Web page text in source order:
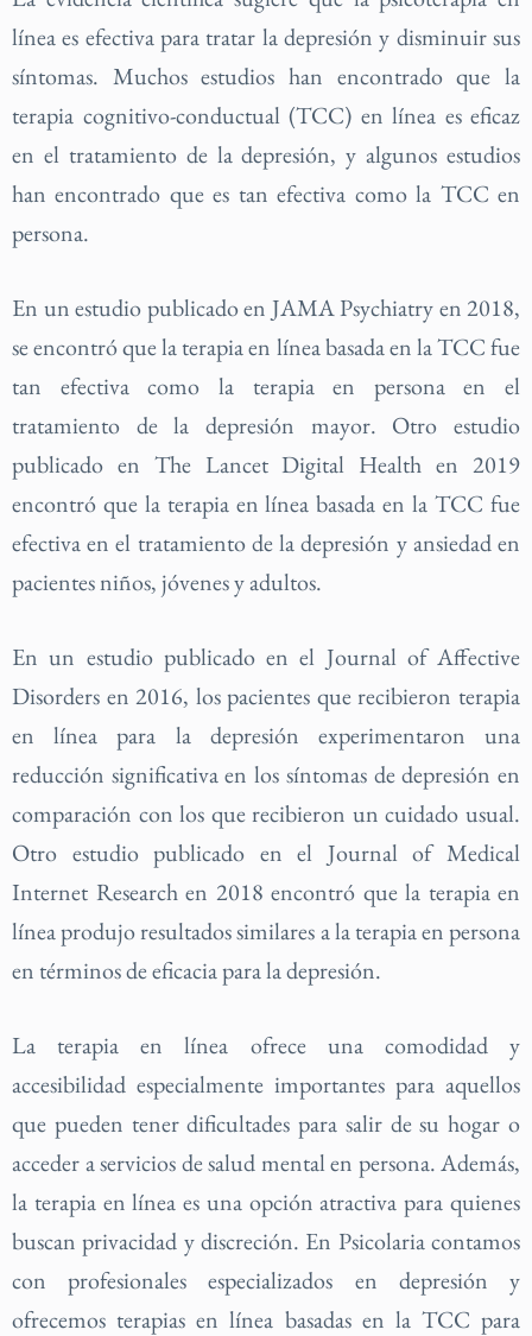
línea es efectiva para tratar la depresión y disminuir sus
síntomas. Muchos estudios han encontrado que la
terapia cognitivo-conductual (TCC) en línea es eficaz
en el tratamiento de la depresión, y algunos estudios
han encontrado que es tan efectiva como la TCC en
persona.
En un estudio publicado en JAMA Psychiatry en 2018,
se encontró que la terapia en línea basada en la TCC fue
tan efectiva como la terapia en persona en el
tratamiento de la depresión mayor. Otro estudio
publicado en The Lancet Digital Health en 2019
encontró que la terapia en línea basada en la TCC fue
efectiva en el tratamiento de la depresión y ansiedad en
pacientes niños, jóvenes y adultos.
En un estudio publicado en el Journal of Affective
Disorders en 2016, los pacientes que recibieron terapia
en línea para la depresión experimentaron una
reducción significativa en los síntomas de depresión en
comparación con los que recibieron un cuidado usual.
Otro estudio publicado en el Journal of Medical
Internet Research en 2018 encontró que la terapia en
línea produjo resultados similares a la terapia en persona
en términos de eficacia para la depresión.
La terapia en línea ofrece una comodidad y
accesibilidad especialmente importantes para aquellos
que pueden tener dificultades para salir de su hogar o
acceder a servicios de salud mental en persona. Además,
la terapia en línea es una opción atractiva para quienes
buscan privacidad y discreción. En Psicolaria contamos
con profesionales especializados en depresión y
ofrecemos terapias en línea basadas en la TCC para